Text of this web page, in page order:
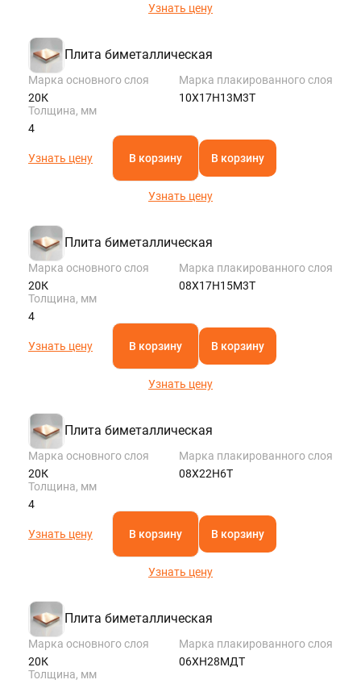
Узнать цену
Плита биметаллическая
Марка основного слоя
20К
Марка плакированного слоя
10Х17Н13М3Т
Толщина, мм
4
Узнать цену В корзину В корзину
Узнать цену
Плита биметаллическая
Марка основного слоя
20К
Марка плакированного слоя
08Х17Н15М3Т
Толщина, мм
4
Узнать цену В корзину В корзину
Узнать цену
Плита биметаллическая
Марка основного слоя
20К
Марка плакированного слоя
08Х22Н6Т
Толщина, мм
4
Узнать цену В корзину В корзину
Узнать цену
Плита биметаллическая
Марка основного слоя
20К
Марка плакированного слоя
06ХН28МДТ
Толщина, мм